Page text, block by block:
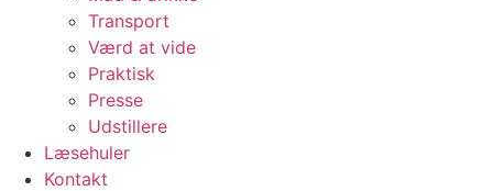
Transport
Værd at vide
Praktisk
Presse
Udstillere
Læsehuler
Kontakt